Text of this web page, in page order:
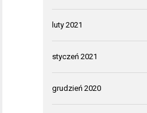
luty 2021
styczeń 2021
grudzień 2020